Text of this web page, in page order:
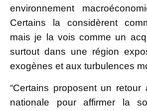
environnement
Certains la considèrent
mais je la vois comme un
surtout dans une région
exogènes et aux turbulences
“Certains proposent un retour
nationale pour affirmer la